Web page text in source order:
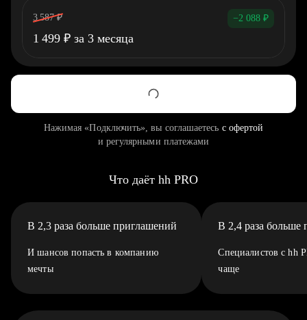
3 587 ₽ −2 088 ₽
1 499 ₽ за 3 месяца
Нажимая «Подключить», вы соглашаетесь с офертой
и регулярными платежами
Что даёт hh PRO
В 2,3 раза больше приглашений
И шансов попасть в компанию
мечты
В 2,4 раза больше
Специалистов с hh
чаще